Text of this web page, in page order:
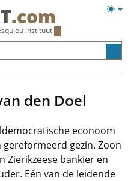
.com
Instituut
den Doel
econoom
gereformeerd gezin. Zoon
Zierikzeese bankier en
Eén van de leidende